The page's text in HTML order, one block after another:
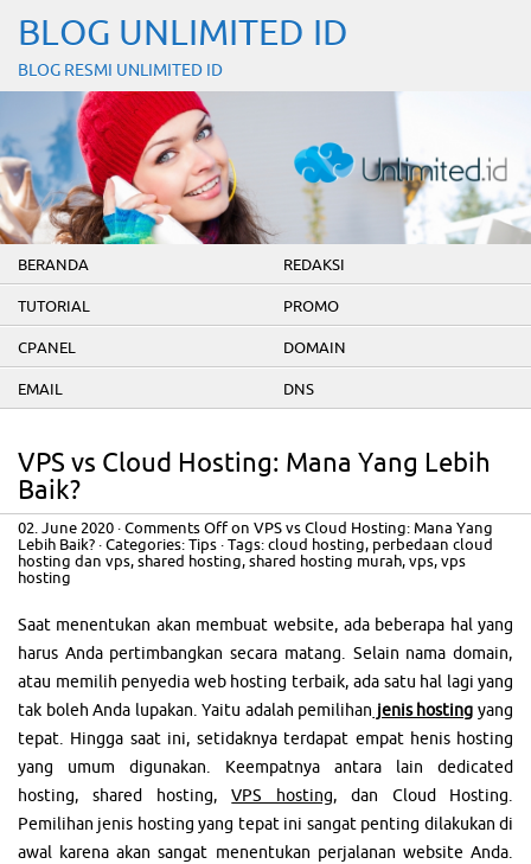
BLOG UNLIMITED ID
BLOG RESMI UNLIMITED ID
BERANDA REDAKSI
TUTORIAL PROMO
CPANEL DOMAIN
EMAIL DNS
VPS vs Cloud Hosting: Mana Yang Lebih
Baik?
02. June 2020 · Comments Off on VPS vs Cloud Hosting: Mana Yang
Lebih Baik? · Categories: Tips · Tags: cloud hosting, perbedaan cloud
hosting dan vps, shared hosting, shared hosting murah, vps, vps
hosting
Saat menentukan akan membuat website, ada beberapa hal yang
harus Anda pertimbangkan secara matang. Selain nama domain,
atau memilih penyedia web hosting terbaik, ada satu hal lagi yang
tak boleh Anda lupakan. Yaitu adalah pemilihan jenis hosting yang
tepat. Hingga saat ini, setidaknya terdapat empat henis hosting
yang umum digunakan. Keempatnya antara lain dedicated
hosting, shared hosting,VPS hosting, dan Cloud Hosting.
Pemilihan jenis hosting yang tepat ini sangat penting dilakukan di
awal karena akan sangat menentukan perjalanan website Anda.